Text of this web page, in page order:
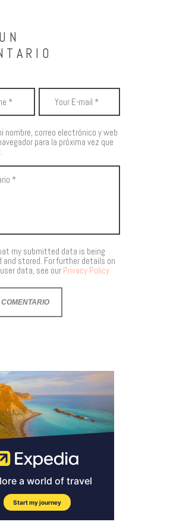
nombre, correo electrónico y web
para la próxima vez que
my submitted data is being
and stored. For further details on
data, see our Privacy Policy